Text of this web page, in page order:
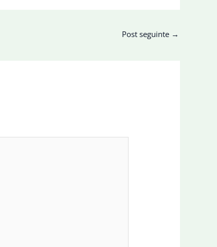
Post seguinte →